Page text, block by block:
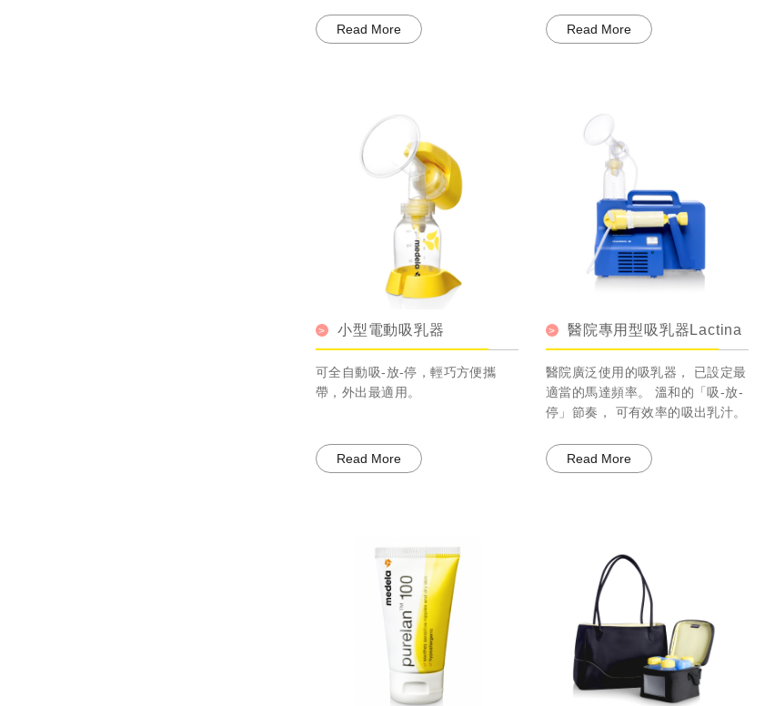
Read More Read More
小型電動吸乳器
可全自動吸-放-停，輕巧方便攜
帶，外出最適用。
Read More
醫院專用型吸乳器Lactina
醫院廣泛使用的吸乳器， 已設定最
適當的馬達頻率。 溫和的「吸-放-
停」節奏， 可有效率的吸出乳汁。
Read More